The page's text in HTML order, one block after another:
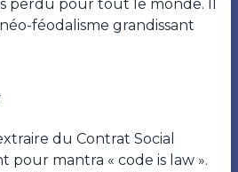
perdu pour tout le monde. Il
féodalisme grandissant
du Contrat Social
pour mantra « code is law ».